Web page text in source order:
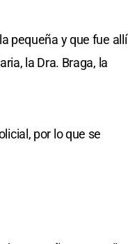
pequeña y que fue allí
la Dra. Braga, la
por lo que se